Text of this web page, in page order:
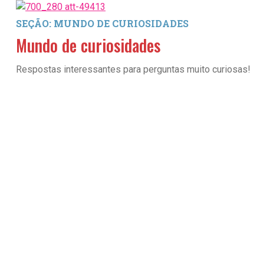
SEÇÃO: MUNDO DE CURIOSIDADES
Mundo de curiosidades
Respostas interessantes para perguntas muito curiosas!